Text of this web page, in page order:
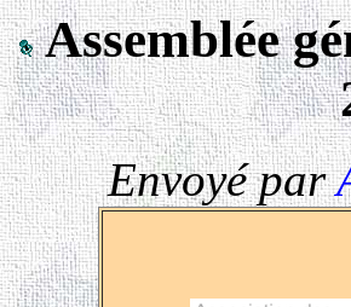
Assemblée
Envoyé par